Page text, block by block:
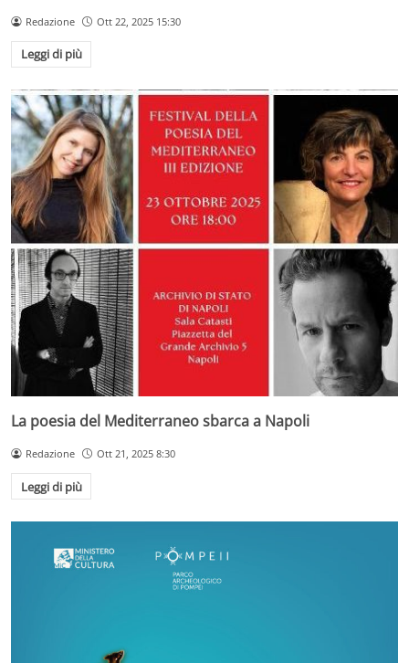
Redazione Ott 22, 2025 15:30
Leggi di più
La poesia del Mediterraneo sbarca a Napoli
Redazione Ott 21, 2025 8:30
Leggi di più